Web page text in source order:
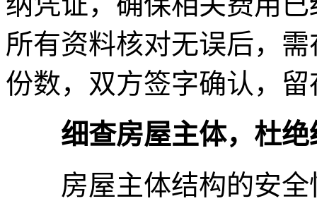
所有资料核对无误后，
份数，双方签字确认，
细查房屋主体，杜
房屋主体结构的安全